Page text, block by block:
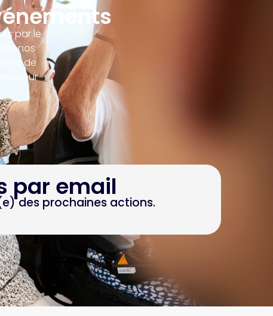
par le
nos
et de
pour
par email
des prochaines actions.